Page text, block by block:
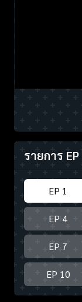
รายการ EP
EP 1
EP 4
EP 7
EP 10